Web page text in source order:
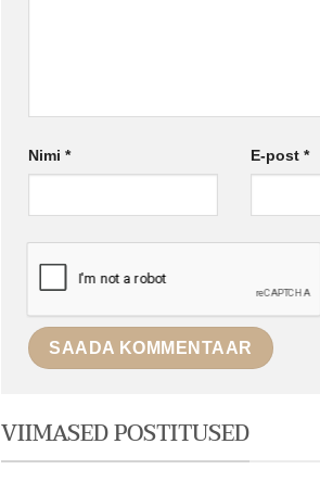
Nimi * E-post *
VIIMASED POSTITUSED